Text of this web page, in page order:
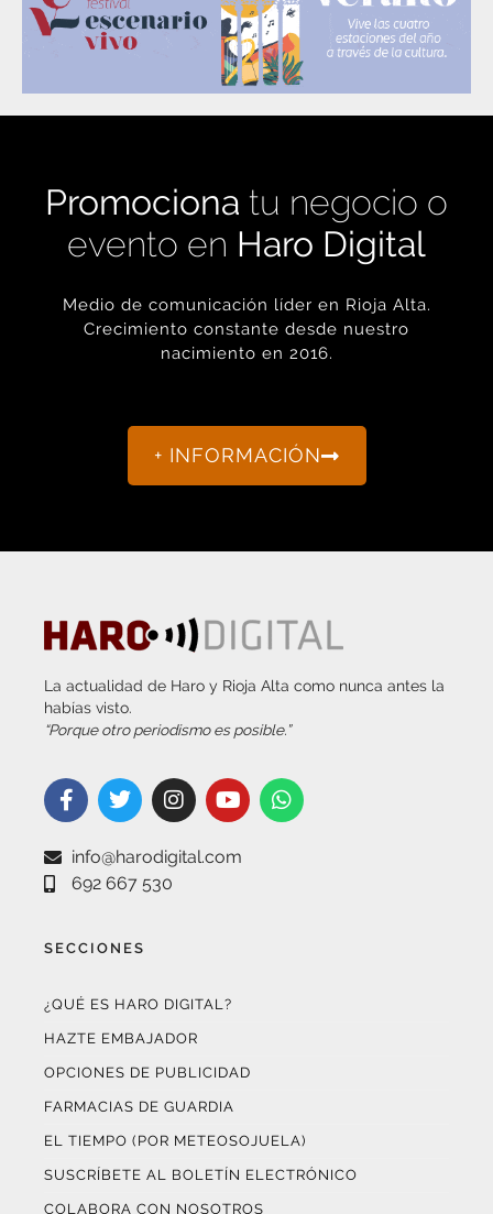
evento enHaro Digital
Medio de comunicación líder en Rioja Alta.
Crecimiento constante desde nuestro
nacimiento en 2016.
+ INFORMACIÓN
La actualidad de Haro y Rioja Alta como nunca antes la
“Porque otro periodismo es posible.”
info@harodigital.com
692 667 530
HAZTE EMBAJADOR
OPCIONES DE PUBLICIDAD
FARMACIAS DE GUARDIA
EL TIEMPO (POR METEOSOJUELA)
SUSCRÍBETE AL BOLETÍN ELECTRÓNICO
COLABORA CON NOSOTROS
¡WASAPÉANOS!